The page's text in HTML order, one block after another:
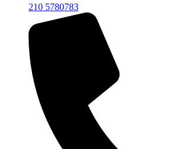
210 5780783